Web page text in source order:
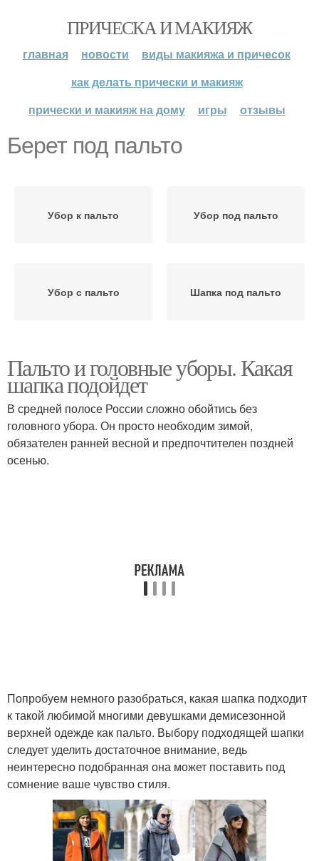
ПРИЧЕСКА И МАКИЯЖ
главная новости
виды макияжа и причесок
как делать прически и макияж
прически и макияж на дому
игры отзывы
Берет под пальто
Убор к пальто Убор под пальто
Убор с пальто Шапка под пальто
Пальто и головные уборы. Какая
шапка подойдет
В средней полосе России сложно обойтись без
головного убора. Он просто необходим зимой,
обязателен ранней весной и предпочтителен поздней
осенью.
Попробуем немного разобраться, какая шапка подходит
к такой любимой многими девушками демисезонной
верхней одежде как пальто. Выбору подходящей шапки
следует уделить достаточное внимание, ведь
неинтересно подобранная она может поставить под
сомнение ваше чувство стиля.